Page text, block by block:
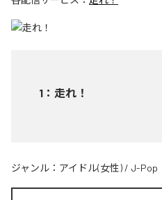
1 ： 走れ！
ジャンル： アイドル(女性) / J-Pop